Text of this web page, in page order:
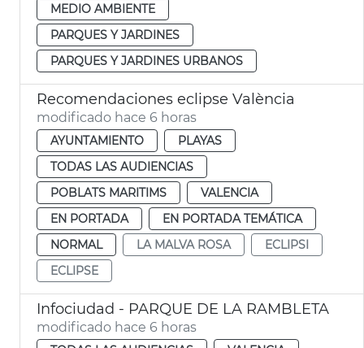
MEDIO AMBIENTE
PARQUES Y JARDINES
PARQUES Y JARDINES URBANOS
Recomendaciones eclipse València
modificado hace 6 horas
AYUNTAMIENTO
PLAYAS
TODAS LAS AUDIENCIAS
POBLATS MARITIMS
VALENCIA
EN PORTADA
EN PORTADA TEMÁTICA
NORMAL
LA MALVA ROSA
ECLIPSI
ECLIPSE
Infociudad - PARQUE DE LA RAMBLETA
modificado hace 6 horas